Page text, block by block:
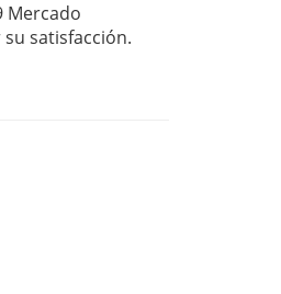
Mercado
satisfacción.